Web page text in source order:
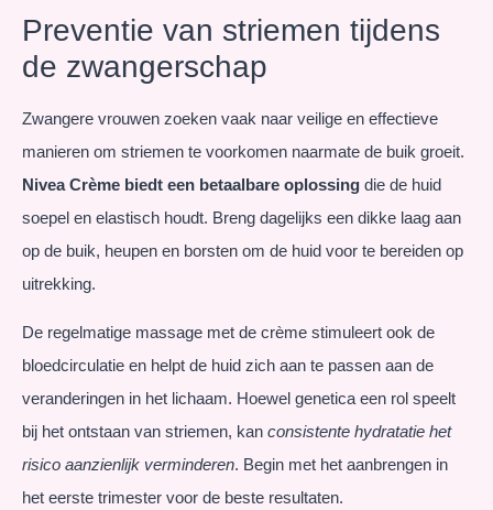
Preventie van striemen tijdens
de zwangerschap
Zwangere vrouwen zoeken vaak naar veilige en effectieve
manieren om striemen te voorkomen naarmate de buik groeit.
Nivea Crème biedt een betaalbare oplossing die de huid
soepel en elastisch houdt. Breng dagelijks een dikke laag aan
op de buik, heupen en borsten om de huid voor te bereiden op
uitrekking.
De regelmatige massage met de crème stimuleert ook de
bloedcirculatie en helpt de huid zich aan te passen aan de
veranderingen in het lichaam. Hoewel genetica een rol speelt
bij het ontstaan van striemen, kan consistente hydratatie het
risico aanzienlijk verminderen. Begin met het aanbrengen in
het eerste trimester voor de beste resultaten.